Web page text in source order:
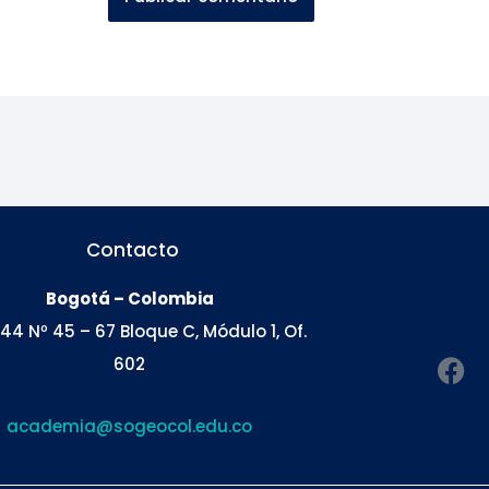
Contacto
Bogotá – Colombia
Nº 45 – 67 Bloque C, Módulo 1, Of.
602
academia@sogeocol.edu.co
F
a